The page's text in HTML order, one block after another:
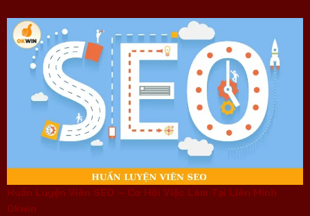
Huấn Luyện Viên SEO – Cơ Hội Việc Làm Tại Liên Minh
Okwin